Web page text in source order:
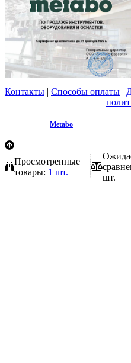
Контакты | Способы оплаты |
Metabo
Просмотренные
товары: 1 шт.
шт.